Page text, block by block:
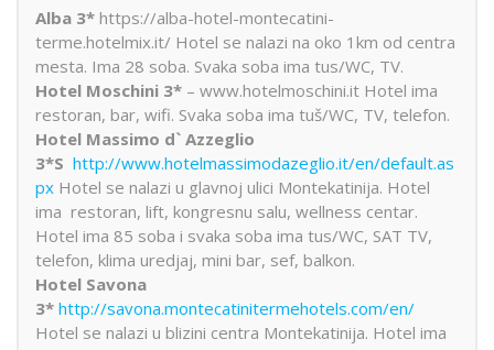
Alba 3* https://alba-hotel-montecatini-
terme.hotelmix.it/ Hotel se nalazi na oko 1km od centra
mesta. Ima 28 soba. Svaka soba ima tus/WC, TV.
Hotel Moschini 3* – www.hotelmoschini.it Hotel ima
restoran, bar, wifi. Svaka soba ima tuš/WC, TV, telefon.
Hotel Massimo d` Azzeglio
3*S http://www.hotelmassimodazeglio.it/en/default.as
px Hotel se nalazi u glavnoj ulici Montekatinija. Hotel
ima restoran, lift, kongresnu salu, wellness centar.
Hotel ima 85 soba i svaka soba ima tus/WC, SAT TV,
telefon, klima uredjaj, mini bar, sef, balkon.
Hotel Savona
3* http://savona.montecatinitermehotels.com/en/
Hotel se nalazi u blizini centra Montekatinija. Hotel ima